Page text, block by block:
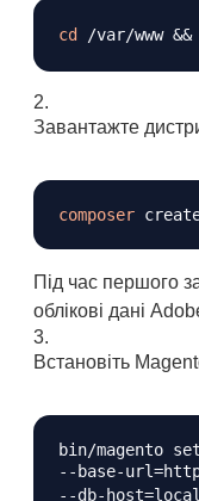
cd /var/www &&
Завантажте
composer
Під час першого
облікові дані
Встановіть
bin/magento
--base-url=
--db-host=